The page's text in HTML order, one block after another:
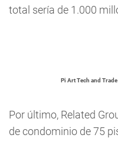
total sería de 1.000
Pi Art Tech and
Por último, Related
de condominio de 75